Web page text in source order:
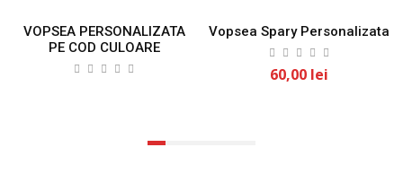
VOPSEA PERSONALIZATA
PE COD CULOARE
Vopsea Spary Personalizata
60,00 lei